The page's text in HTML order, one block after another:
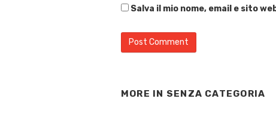
Salva il mio nome, email e sito
MORE IN SENZA CATEGORIA